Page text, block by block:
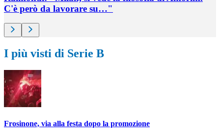
C'è però da lavorare su…"
I più visti di Serie B
Frosinone, via alla festa dopo la promozione